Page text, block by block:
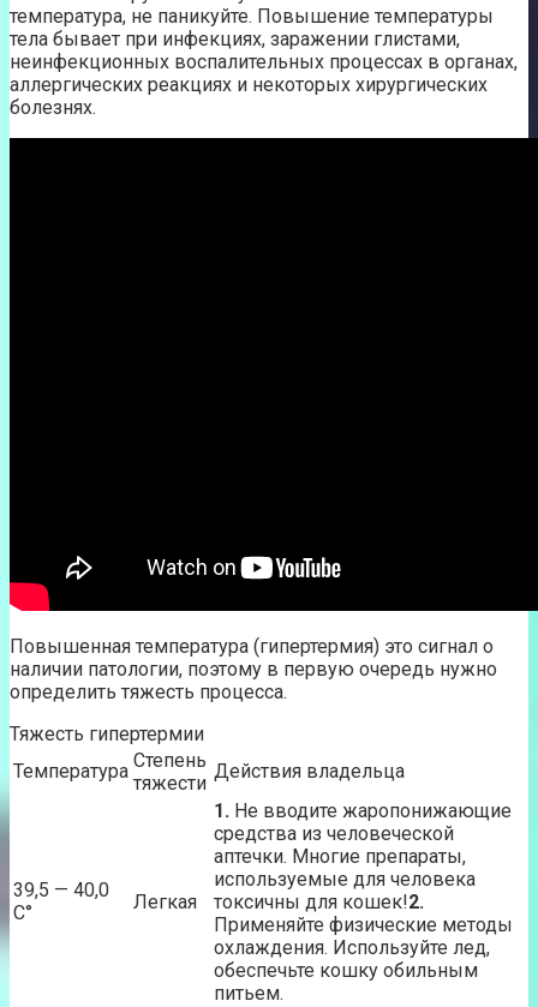
температура, не паникуйте. Повышение температуры
тела бывает при инфекциях, заражении глистами,
неинфекционных воспалительных процессах в органах,
аллергических реакциях и некоторых хирургических
болезнях.
Повышенная температура (гипертермия) это сигнал о
наличии патологии, поэтому в первую очередь нужно
определить тяжесть процесса.
Тяжесть гипертермии
Температура Степень
тяжести
Действия владельца
39,5 — 40,0
C°
Легкая
1. Не вводите жаропонижающие
средства из человеческой
аптечки. Многие препараты,
используемые для человека
токсичны для кошек!2.
Применяйте физические методы
охлаждения. Используйте лед,
обеспечьте кошку обильным
питьем.